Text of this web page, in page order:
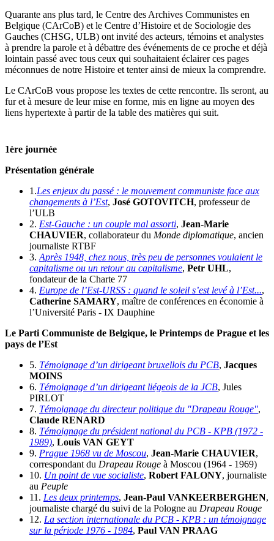
Quarante ans plus tard, le Centre des Archives Communistes en
Belgique (CArCoB) et le Centre d’Histoire et de Sociologie des
Gauches (CHSG, ULB) ont invité des acteurs, témoins et analystes
à prendre la parole et à débattre des événements de ce proche et déjà
lointain passé avec tous ceux qui souhaitaient éclairer ces pages
méconnues de notre Histoire et tenter ainsi de mieux la comprendre.
Le CArCoB vous propose les textes de cette rencontre. Ils seront, au
fur et à mesure de leur mise en forme, mis en ligne au moyen des
liens hypertexte à partir de la table des matières qui suit.
1ère journée
Présentation générale
1.Les enjeux du passé : le mouvement communiste face aux
changements à l’Est, José GOTOVITCH, professeur de
l’ULB
2. Est-Gauche : un couple mal assorti, Jean-Marie
CHAUVIER, collaborateur du Monde diplomatique, ancien
journaliste RTBF
3. Après 1948, chez nous, très peu de personnes voulaient le
capitalisme ou un retour au capitalisme, Petr UHL,
fondateur de la Charte 77
4. Europe de l’Est-URSS : quand le soleil s’est levé à l’Est...,
Catherine SAMARY, maître de conférences en économie à
l’Université Paris - IX Dauphine
Le Parti Communiste de Belgique, le Printemps de Prague et les
pays de l’Est
5. Témoignage d’un dirigeant bruxellois du PCB, Jacques
MOINS
6. Témoignage d’un dirigeant liégeois de la JCB, Jules
PIRLOT
7. Témoignage du directeur politique du "Drapeau Rouge",
Claude RENARD
8. Témoignage du président national du PCB - KPB (1972 -
1989), Louis VAN GEYT
9. Prague 1968 vu de Moscou, Jean-Marie CHAUVIER,
correspondant du Drapeau Rouge à Moscou (1964 - 1969)
10. Un point de vue socialiste, Robert FALONY, journaliste
au Peuple
11. Les deux printemps, Jean-Paul VANKEERBERGHEN,
journaliste chargé du suivi de la Pologne au Drapeau Rouge
12. La section internationale du PCB - KPB : un témoignage
sur la période 1976 - 1984, Paul VAN PRAAG